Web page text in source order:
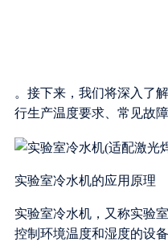
。接下来，我们将深入了
行生产温度要求、常见故
实验室冷水机的应用原理
实验室冷水机，又称实验
控制环境温度和湿度的设